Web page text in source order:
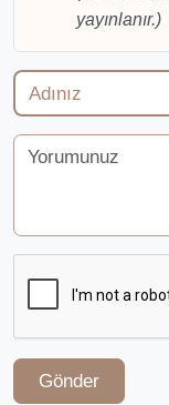
yayınlanır.)
Gönder